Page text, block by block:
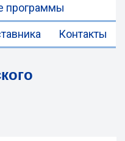
программы
Контакты